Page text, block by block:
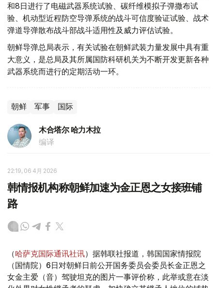
和8日进行了电磁武器系统试验、碳纤维模拟子弹撒布试
验、机动型近程防空导弹系统的战斗可信度验证试验、战术
弹道导弹散布战斗部战斗适用性及威力评估试验。
朝鲜导弹总局表示，有关试验在朝鲜武装力量发展中具有重
大意义，是总局及其所属国防科研机关为不断开发更新各种
武器系统而进行的定期活动一环。
朝鲜 军事 国际
木合塔尔 哈力木拉
编译
22:19, 06 4月 2026
韩情报机构称朝鲜加速为金正恩之女接班铺
路
（哈萨克国际通讯社讯）据韩联社报道，韩国国家情报院
（国情院）6日对朝鲜日前公开国务委员会委员长金正恩之
女金主爱（音）驾驶坦克的图片一事评价称，此举或意在淡